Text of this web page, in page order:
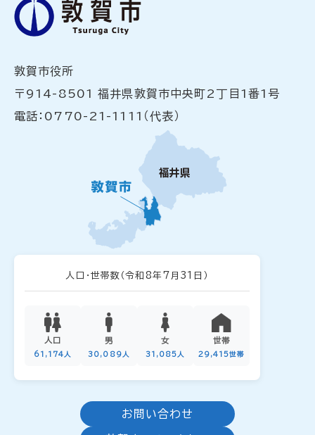
敦賀市役所
〒914-8501 福井県敦賀市中央町2丁目1番1号
電話：0770-21-1111（代表）
人口・世帯数 （令和8年7月31日）
人口
61,174人
男
30,089人
女
31,085人
世帯
29,415世帯
お問い合わせ